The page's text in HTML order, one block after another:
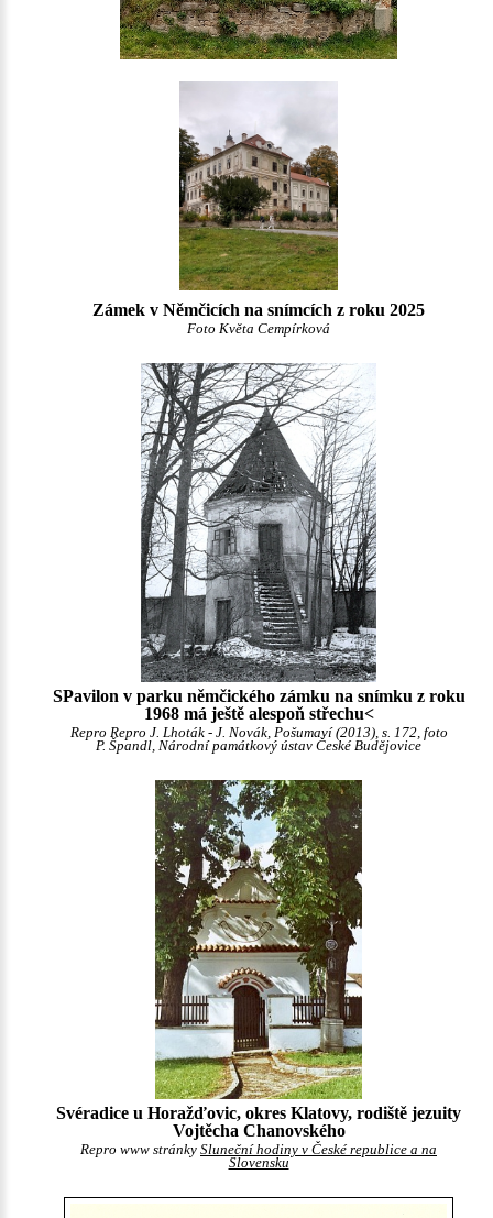
Zámek v Němčicích na snímcích z roku 2025
Foto Květa Cempírková
SPavilon v parku němčického zámku na snímku z roku
1968 má ještě alespoň střechu<
Repro Repro J. Lhoták - J. Novák, Pošumaví (2013), s. 172, foto
P. Špandl, Národní památkový ústav České Budějovice
Svéradice u Horažďovic, okres Klatovy, rodiště jezuity
Vojtěcha Chanovského
Repro www stránky Sluneční hodiny v České republice a na
Slovensku